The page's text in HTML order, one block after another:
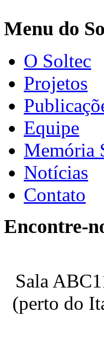
Menu do
O Soltec
Projetos
Equipe
Memória
Notícias
Contato
Encontre-
Sala
(perto do